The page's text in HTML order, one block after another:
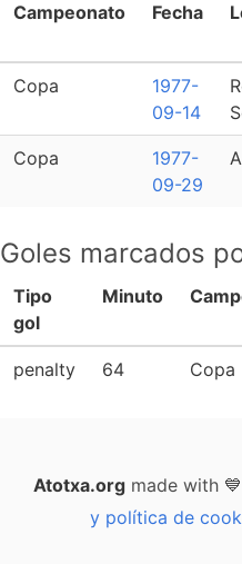
Campeonato Fecha
Copa
1977-
09-14
Copa
1977-
09-29
Goles marcados
Tipo
gol
Minuto
penalty 64 Copa
Atotxa.orgmade with
y política de